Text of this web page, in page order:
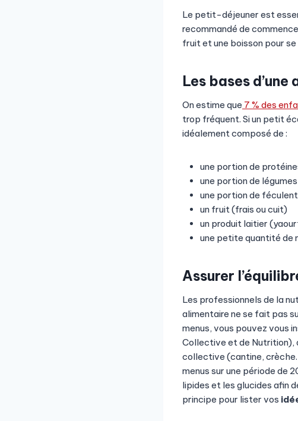
Le petit-déjeuner est
recommandé de
fruit et une boisson pour
Les bases
On estime que 7 % des
trop fréquent. Si un petit
idéalement composé de :
une portion de
une portion de légumes
une portion de
un fruit (frais ou cuit)
un produit laitier
une petite quantité de
Assurer
Les professionnels de la
alimentaire ne se fait pas
menus, vous pouvez vous
Collective et de Nutrition),
collective (cantine,
menus sur une période de
lipides et les glucides afin
principe pour lister vos